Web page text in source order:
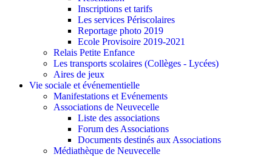
Inscriptions et tarifs
Les services Périscolaires
Reportage photo 2019
Ecole Provisoire 2019-2021
Relais Petite Enfance
Les transports scolaires (Collèges - Lycées)
Aires de jeux
Vie sociale et événementielle
Manifestations et Evénements
Associations de Neuvecelle
Liste des associations
Forum des Associations
Documents destinés aux Associations
Médiathèque de Neuvecelle